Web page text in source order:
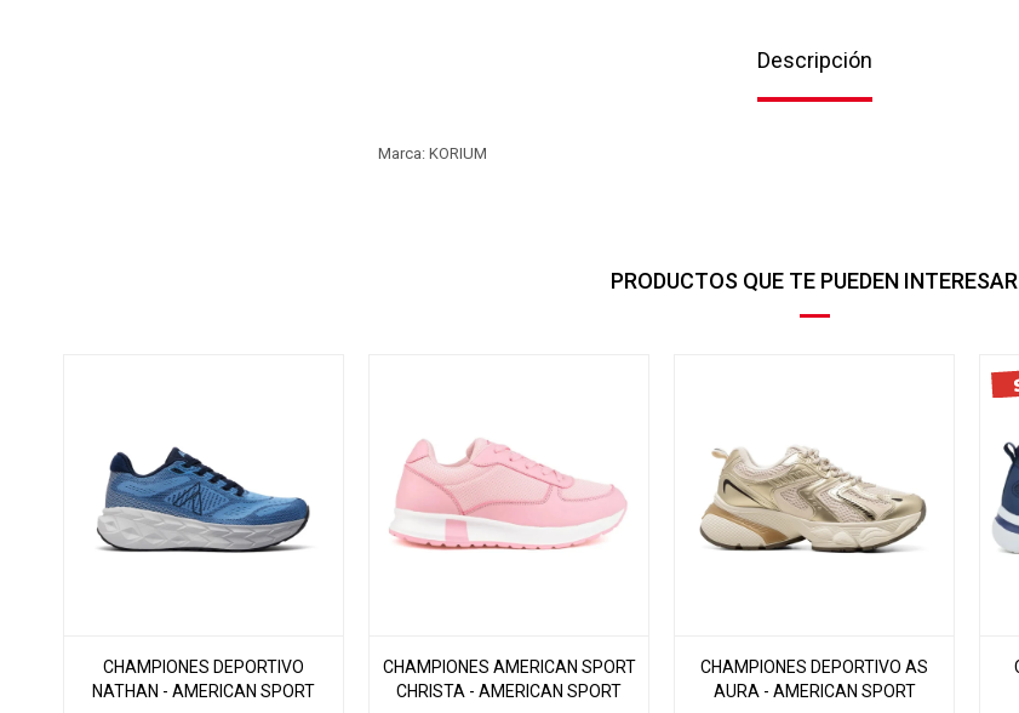
Descripción
Marca: KORIUM
PRODUCTOS QUE TE PUEDEN INTERESAR
CHAMPIONES DEPORTIVO
NATHAN - AMERICAN SPORT
CHAMPIONES AMERICAN SPORT
CHRISTA - AMERICAN SPORT
CHAMPIONES DEPORTIVO AS
AURA - AMERICAN SPORT